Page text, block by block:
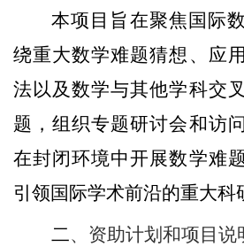
本项目旨在聚焦国际
绕重大数学难题猜想、应
法以及数学与其他学科交
题，组织专题研讨会和访
在封闭环境中开展数学难
引领国际学术前沿的重大科
二、资助计划和项目说